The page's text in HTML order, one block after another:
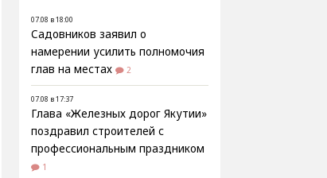
07.08 в 18:00
Садовников заявил о
намерении усилить полномочия
глав на местах
2
07.08 в 17:37
Глава «Железных дорог Якутии»
поздравил строителей с
профессиональным праздником
1